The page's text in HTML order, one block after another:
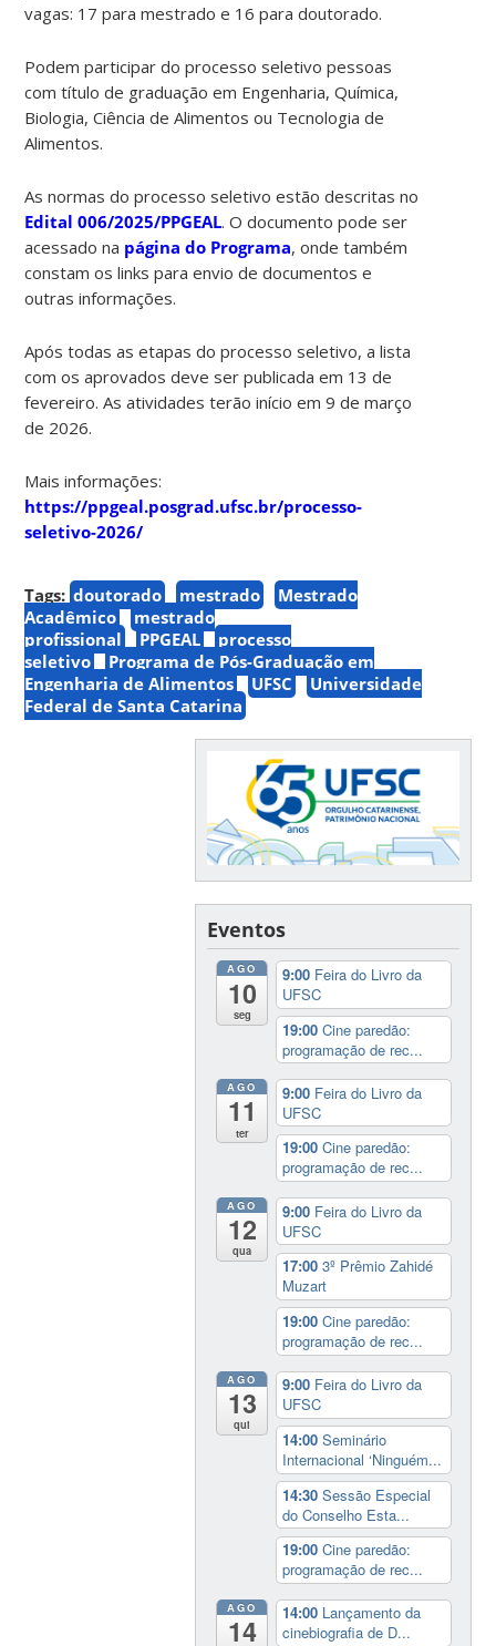
vagas: 17 para mestrado e 16 para doutorado.
Podem participar do processo seletivo pessoas
com título de graduação em Engenharia, Química,
Biologia, Ciência de Alimentos ou Tecnologia de
Alimentos.
As normas do processo seletivo estão descritas no
Edital 006/2025/PPGEAL. O documento pode ser
acessado na página do Programa, onde também
constam os links para envio de documentos e
outras informações.
Após todas as etapas do processo seletivo, a lista
com os aprovados deve ser publicada em 13 de
fevereiro. As atividades terão início em 9 de março
de 2026.
Mais informações:
https://ppgeal.posgrad.ufsc.br/processo-
seletivo-2026/
Tags: doutorado mestrado
Mestrado
Acadêmico
mestrado
profissional
PPGEAL
processo
seletivo
Programa de Pós-Graduação em
Engenharia de Alimentos
UFSC
Universidade
Federal de Santa Catarina
Eventos
AGO
10
seg
9:00 Feira do Livro da
UFSC
19:00Cine paredão:
programação de rec...
AGO
11
ter
9:00 Feira do Livro da
UFSC
19:00Cine paredão:
programação de rec...
AGO
12
qua
9:00 Feira do Livro da
UFSC
17:003º Prêmio Zahidé
Muzart
19:00Cine paredão:
programação de rec...
AGO
13
qui
9:00 Feira do Livro da
UFSC
14:00Seminário
Internacional ‘Ninguém...
14:30Sessão Especial
do Conselho Esta...
19:00Cine paredão:
programação de rec...
AGO
14
14:00 Lançamento da
cinebiografia de D...